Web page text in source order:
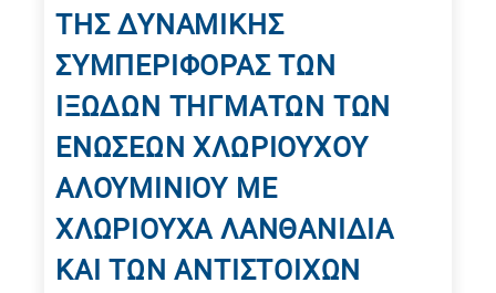
ΤΗΣ ΔΥΝΑΜΙΚΗΣ
ΣΥΜΠΕΡΙΦΟΡΑΣ ΤΩΝ
ΙΞΩΔΩΝ ΤΗΓΜΑΤΩΝ ΤΩΝ
ΕΝΩΣΕΩΝ ΧΛΩΡΙΟΥΧΟΥ
ΑΛΟΥΜΙΝΙΟΥ ΜΕ
ΧΛΩΡΙΟΥΧΑ ΛΑΝΘΑΝΙΔΙΑ
ΚΑΙ ΤΩΝ ΑΝΤΙΣΤΟΙΧΩΝ